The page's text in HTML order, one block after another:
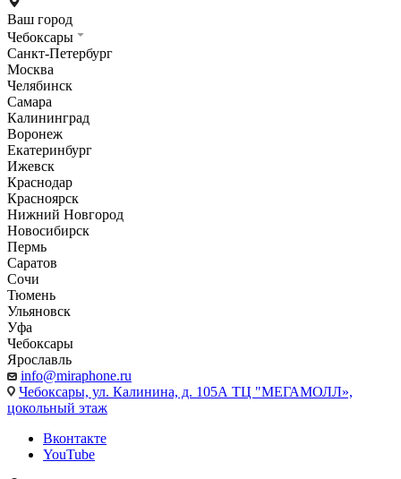
Ваш город
Чебоксары
Санкт-Петербург
Москва
Челябинск
Самара
Калининград
Воронеж
Екатеринбург
Ижевск
Краснодар
Красноярск
Нижний Новгород
Новосибирск
Пермь
Саратов
Сочи
Тюмень
Ульяновск
Уфа
Чебоксары
Ярославль
info@miraphone.ru
Чебоксары, ул. Калинина, д. 105А ТЦ "МЕГАМОЛЛ»,
цокольный этаж
Вконтакте
YouTube